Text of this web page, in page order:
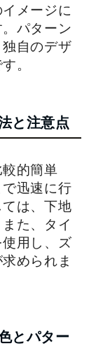
メージに
パターン
自のデザ
。
と注意点
的簡単
迅速に行
は、下地
た、タイ
用し、ズ
められま
とパター